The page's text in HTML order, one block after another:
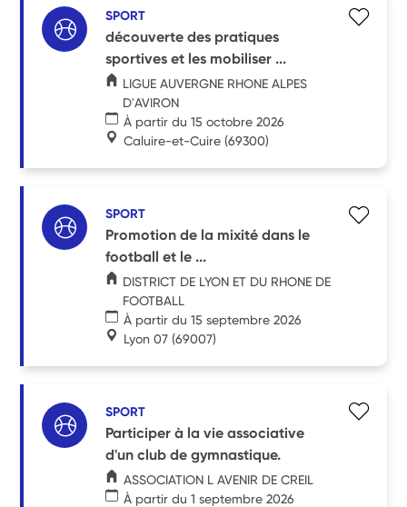
SPORT
découverte des pratiques
sportives et les mobiliser ...
LIGUE AUVERGNE RHONE ALPES
D'AVIRON
À partir du 15 octobre 2026
Caluire-et-Cuire (69300)
SPORT
Promotion de la mixité dans le
football et le ...
DISTRICT DE LYON ET DU RHONE DE
FOOTBALL
À partir du 15 septembre 2026
Lyon 07 (69007)
SPORT
Participer à la vie associative
d'un club de gymnastique.
ASSOCIATION L AVENIR DE CREIL
À partir du 1 septembre 2026